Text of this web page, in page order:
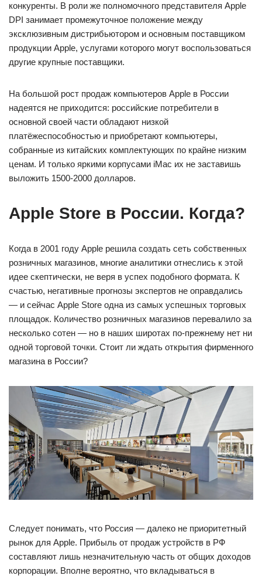
конкуренты. В роли же полномочного представителя Apple
DPI занимает промежуточное положение между
эксклюзивным дистрибьютором и основным поставщиком
продукции Apple, услугами которого могут воспользоваться
другие крупные поставщики.
На большой рост продаж компьютеров Apple в России
надеятся не приходится: российские потребители в
основной своей части обладают низкой
платёжеспособностью и приобретают компьютеры,
собранные из китайских комплектующих по крайне низким
ценам. И только яркими корпусами iMac их не заставишь
выложить 1500-2000 долларов.
Apple Store в России. Когда?
Когда в 2001 году Apple решила создать сеть собственных
розничных магазинов, многие аналитики отнеслись к этой
идее скептически, не веря в успех подобного формата. К
счастью, негативные прогнозы экспертов не оправдались
— и сейчас Apple Store одна из самых успешных торговых
площадок. Количество розничных магазинов перевалило за
несколько сотен — но в наших широтах по-прежнему нет ни
одной торговой точки. Стоит ли ждать открытия фирменного
магазина в России?
Следует понимать, что Россия — далеко не приоритетный
рынок для Apple. Прибыль от продаж устройств в РФ
составляют лишь незначительную часть от общих доходов
корпорации. Вполне вероятно, что вкладываться в